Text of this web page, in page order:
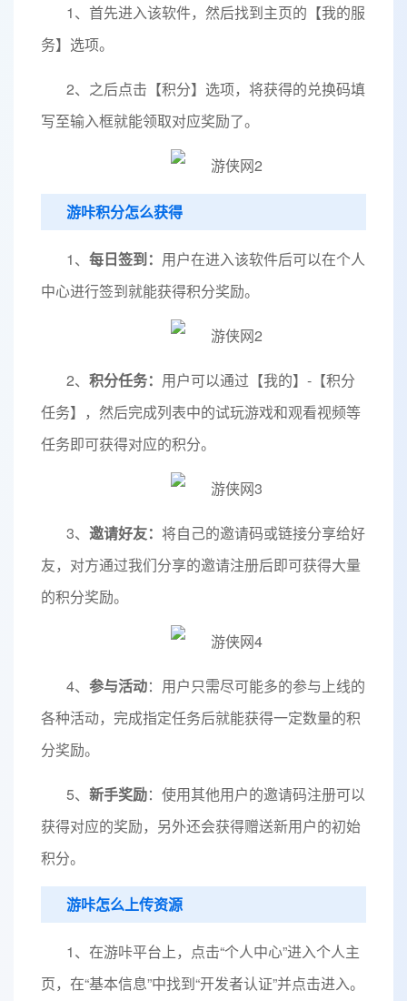
1、首先进入该软件，然后找到主页的【我的服
务】选项。
2、之后点击【积分】选项，将获得的兑换码填
写至输入框就能领取对应奖励了。
游咔积分怎么获得
1、 每日签到： 用户在进入该软件后可以在个人
中心进行签到就能获得积分奖励。
2、 积分任务： 用户可以通过【我的】-【积分
任务】，然后完成列表中的试玩游戏和观看视频等
任务即可获得对应的积分。
3、 邀请好友： 将自己的邀请码或链接分享给好
友，对方通过我们分享的邀请注册后即可获得大量
的积分奖励。
4、 参与活动：用户只需尽可能多的参与上线的
各种活动，完成指定任务后就能获得一定数量的积
分奖励。
5、 新手奖励：使用其他用户的邀请码注册可以
获得对应的奖励，另外还会获得赠送新用户的初始
积分。
游咔怎么上传资源
1、在游咔平台上，点击“个人中心”进入个人主
页，在“基本信息”中找到“开发者认证”并点击进入。